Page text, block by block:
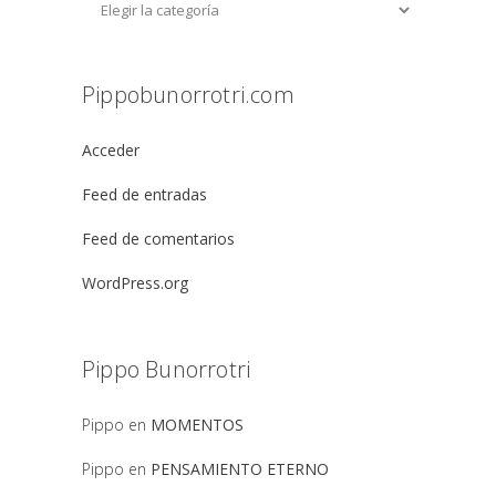
Pippobunorrotri.com
Acceder
Feed de entradas
Feed de comentarios
WordPress.org
Pippo Bunorrotri
Pippo en MOMENTOS
Pippo en PENSAMIENTO ETERNO